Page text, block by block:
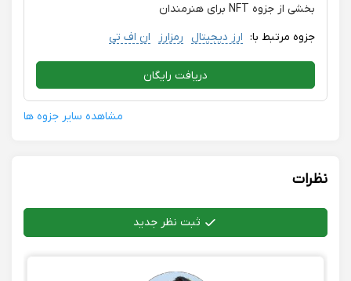
بخشی از جزوه NFT برای هنرمندان
جزوه مرتبط با: ارز دیجیتال رمزارز ان اف تی
دریافت رایگان
مشاهده سایر جزوه ها
نظرات
ثبت نظر جدید